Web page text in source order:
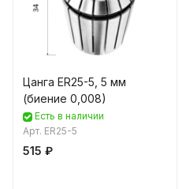
Цанга ER25-5, 5 мм
(биение 0,008)
Есть в наличии
Арт. ER25-5
515 ₽